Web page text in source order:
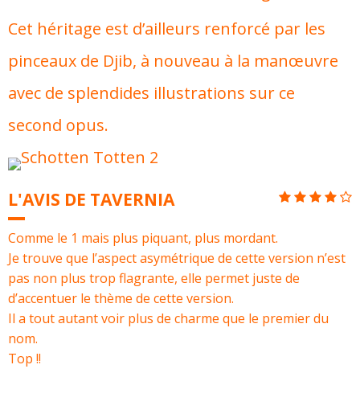
Cet héritage est d’ailleurs renforcé par les
pinceaux de Djib, à nouveau à la manœuvre
avec de splendides illustrations sur ce
second opus.
L'AVIS DE TAVERNIA
Comme le 1 mais plus piquant, plus mordant.
Je trouve que l’aspect asymétrique de cette version n’est
pas non plus trop flagrante, elle permet juste de
d’accentuer le thème de cette version.
Il a tout autant voir plus de charme que le premier du
nom.
Top !!